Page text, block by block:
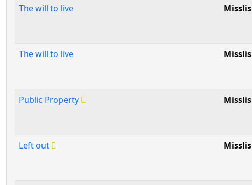
The will to live
Misslis
The will to live
Misslis
Public Property
Misslis
Left out
Misslis